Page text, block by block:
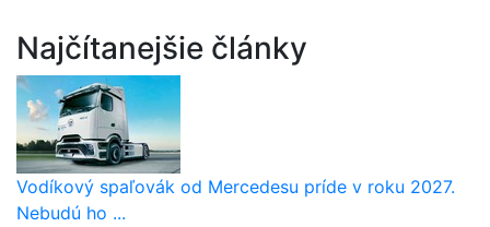
Najčítanejšie články
Vodíkový spaľovák od Mercedesu príde v roku 2027.
Nebudú ho ...